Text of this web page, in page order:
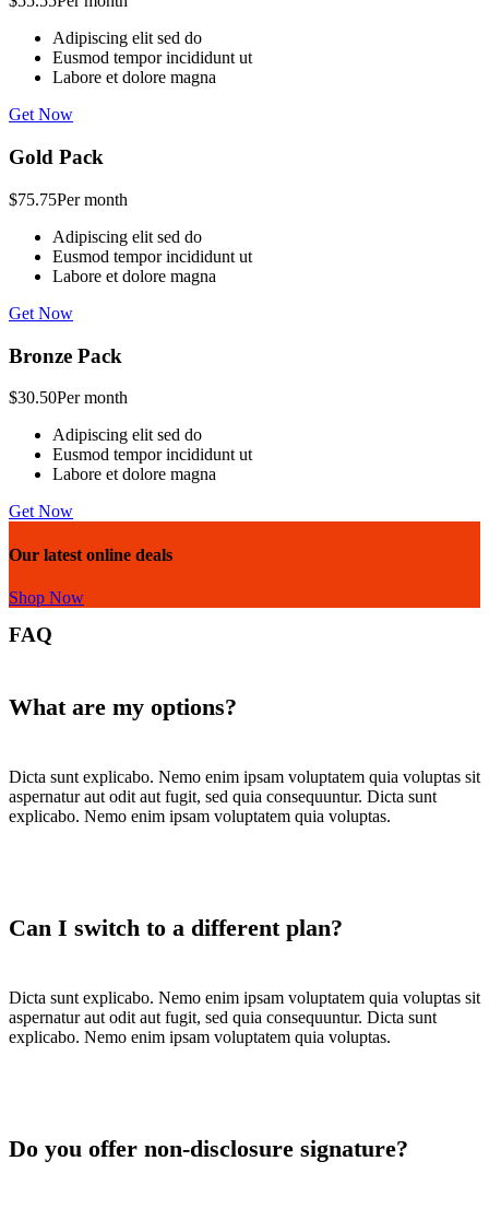
Adipiscing elit sed do
Eusmod tempor incididunt ut
Labore et dolore magna
Get Now
Gold Pack
$75.75Per month
Adipiscing elit sed do
Eusmod tempor incididunt ut
Labore et dolore magna
Get Now
Bronze Pack
$30.50Per month
Adipiscing elit sed do
Eusmod tempor incididunt ut
Labore et dolore magna
Get Now
Our latest online deals
Shop Now
FAQ
What are my options?
Dicta sunt explicabo. Nemo enim ipsam voluptatem quia voluptas sit
aspernatur aut odit aut fugit, sed quia consequuntur. Dicta sunt
explicabo. Nemo enim ipsam voluptatem quia voluptas.
Can I switch to a different plan?
Dicta sunt explicabo. Nemo enim ipsam voluptatem quia voluptas sit
aspernatur aut odit aut fugit, sed quia consequuntur. Dicta sunt
explicabo. Nemo enim ipsam voluptatem quia voluptas.
Do you offer non-disclosure signature?